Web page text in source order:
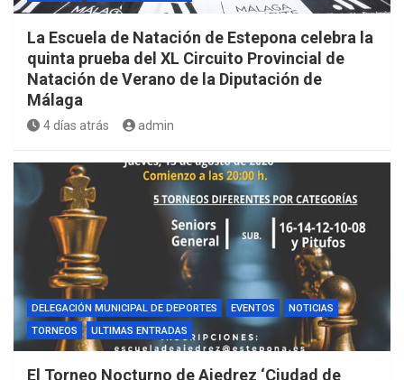
La Escuela de Natación de Estepona celebra la
quinta prueba del XL Circuito Provincial de
Natación de Verano de la Diputación de
Málaga
4 días atrás admin
DELEGACIÓN MUNICIPAL DE DEPORTES EVENTOS
NOTICIAS
TORNEOS
ULTIMAS ENTRADAS
El Torneo Nocturno de Ajedrez ‘Ciudad de